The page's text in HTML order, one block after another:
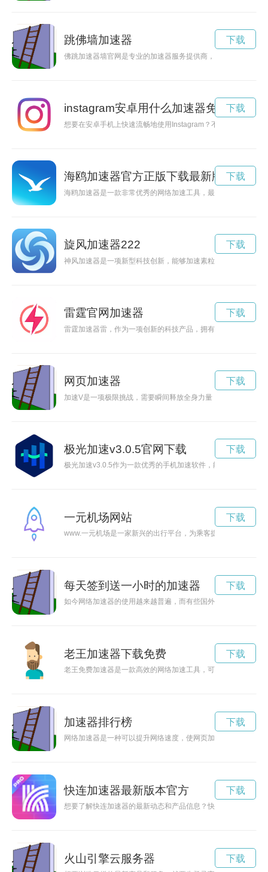
跳佛墙加速器
佛跳加速器墙官网是专业的加速器服务提供商，致力于帮助用
下载
instagram安卓用什么加速器免费
想要在安卓手机上快速流畅地使用Instagram？不妨使用加速器
下载
海鸥加速器官方正版下载最新版
海鸥加速器是一款非常优秀的网络加速工具，最新版下载即将
下载
旋风加速器222
神风加速器是一项新型科技创新，能够加速素粒子的运动速度
下载
雷霆官网加速器
雷霆加速器雷，作为一项创新的科技产品，拥有强大的加速功
下载
网页加速器
加速V是一项极限挑战，需要瞬间释放全身力量，突破速度极
下载
极光加速v3.0.5官网下载
极光加速v3.0.5作为一款优秀的手机加速软件，能够有效地帮
下载
一元机场网站
www.一元机场是一家新兴的出行平台，为乘客提供了价格实惠
下载
每天签到送一小时的加速器
如今网络加速器的使用越来越普遍，而有些国外免费版本不仅
下载
老王加速器下载免费
老王免费加速器是一款高效的网络加速工具，可以帮助用户快
下载
加速器排行榜
网络加速器是一种可以提升网络速度，使网页加载更快速、游
下载
快连加速器最新版本官方
想要了解快连加速器的最新动态和产品信息？快来访问官方网站
下载
火山引擎云服务器 下载